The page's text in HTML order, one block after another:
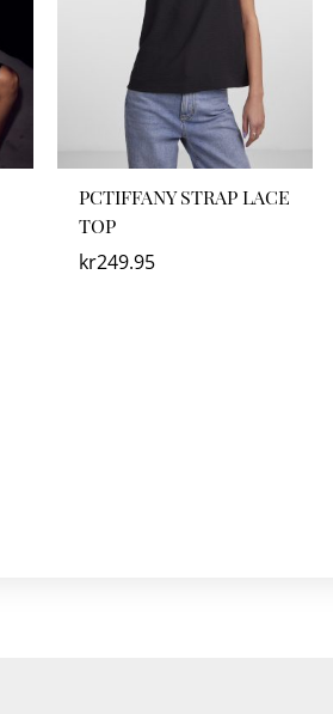
PCTIFFANY STRAP LACE
TOP
kr249.95